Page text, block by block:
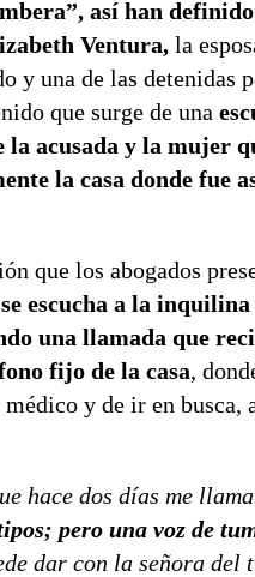
así han
Ventura, la
y una de las detenidas
que surge de una
la acusada y la mujer
la casa donde fue
que los abogados
se escucha a la inquilina
una llamada que
fijo de la casa,
y de ir en busca,
hace dos días me
pero una voz de
dar con la señora del